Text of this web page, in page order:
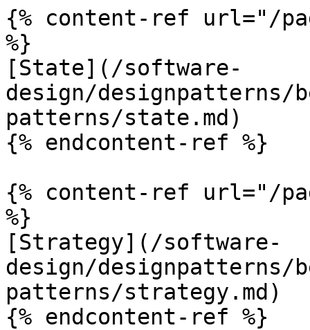
{% content-ref url="/
%}
[State](/software-
design/designpatterns/
patterns/state.md)
{% endcontent-ref %}
{% content-ref url="/
%}
[Strategy](/software-
design/designpatterns/
patterns/strategy.md)
{% endcontent-ref %}